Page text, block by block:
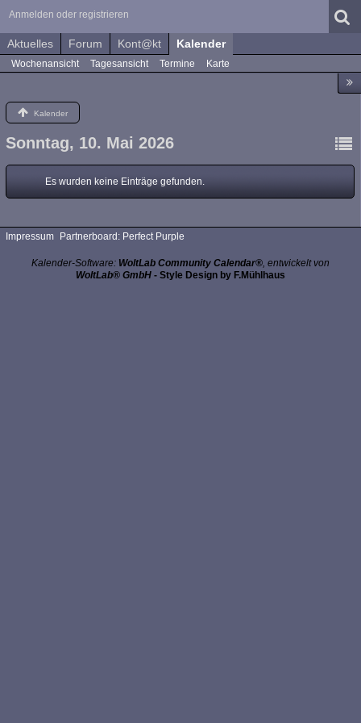
Anmelden oder registrieren
Aktuelles Forum Kont@kt Kalender
Wochenansicht Tagesansicht Termine Karte
Kalender
Sonntag, 10. Mai 2026
Es wurden keine Einträge gefunden.
Impressum Partnerboard: Perfect Purple
Kalender-Software: WoltLab Community Calendar®, entwickelt von
WoltLab® GmbH